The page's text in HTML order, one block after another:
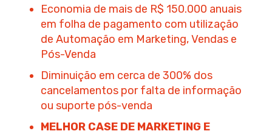
Economia de mais de R$ 150.000 anuais
em folha de pagamento com utilização
de Automação em Marketing, Vendas e
Pós-Venda
Diminuição em cerca de 300% dos
cancelamentos por falta de informação
ou suporte pós-venda
MELHOR CASE DE MARKETING E